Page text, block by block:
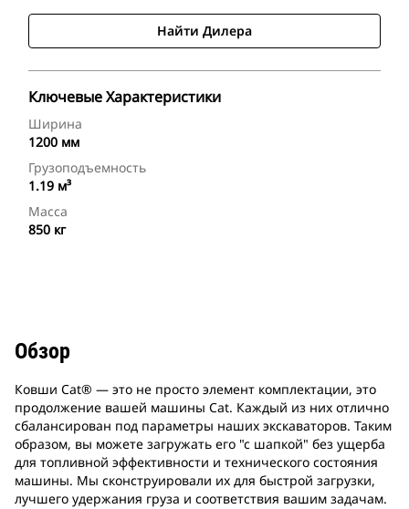
Найти Дилера
Ключевые Характеристики
Ширина
1200 мм
Грузоподъемность
1.19 м³
Масса
850 кг
Обзор
Ковши Cat® — это не просто элемент комплектации, это
продолжение вашей машины Cat. Каждый из них отлично
сбалансирован под параметры наших экскаваторов. Таким
образом, вы можете загружать его "с шапкой" без ущерба
для топливной эффективности и технического состояния
машины. Мы сконструировали их для быстрой загрузки,
лучшего удержания груза и соответствия вашим задачам.